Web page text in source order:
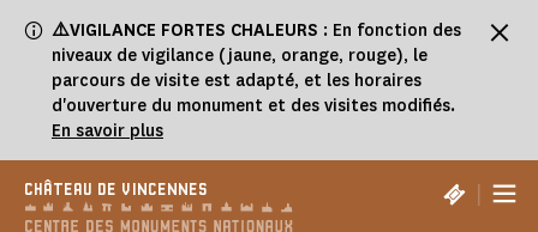
⚠️VIGILANCE FORTES CHALEURS : En fonction des
niveaux de vigilance (jaune, orange, rouge), le
parcours de visite est adapté, et les horaires
d'ouverture du monument et des visites modifiés.
En savoir plus
CHÂTEAU DE VINCENNES |